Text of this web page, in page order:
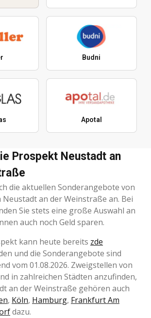
Budni
Apotal
Prospekt Neustadt an
die aktuellen Sonderangebote von
an der Weinstraße an. Bei
Sie stets eine große Auswahl an
auch noch Geld sparen.
kann heute bereits zde
und die Sonderangebote sind
vom 01.08.2026. Zweigstellen von
in zahlreichen Städten anzufinden,
an der Weinstraße gehören auch
, Köln, Hamburg, Frankfurt Am
dazu.